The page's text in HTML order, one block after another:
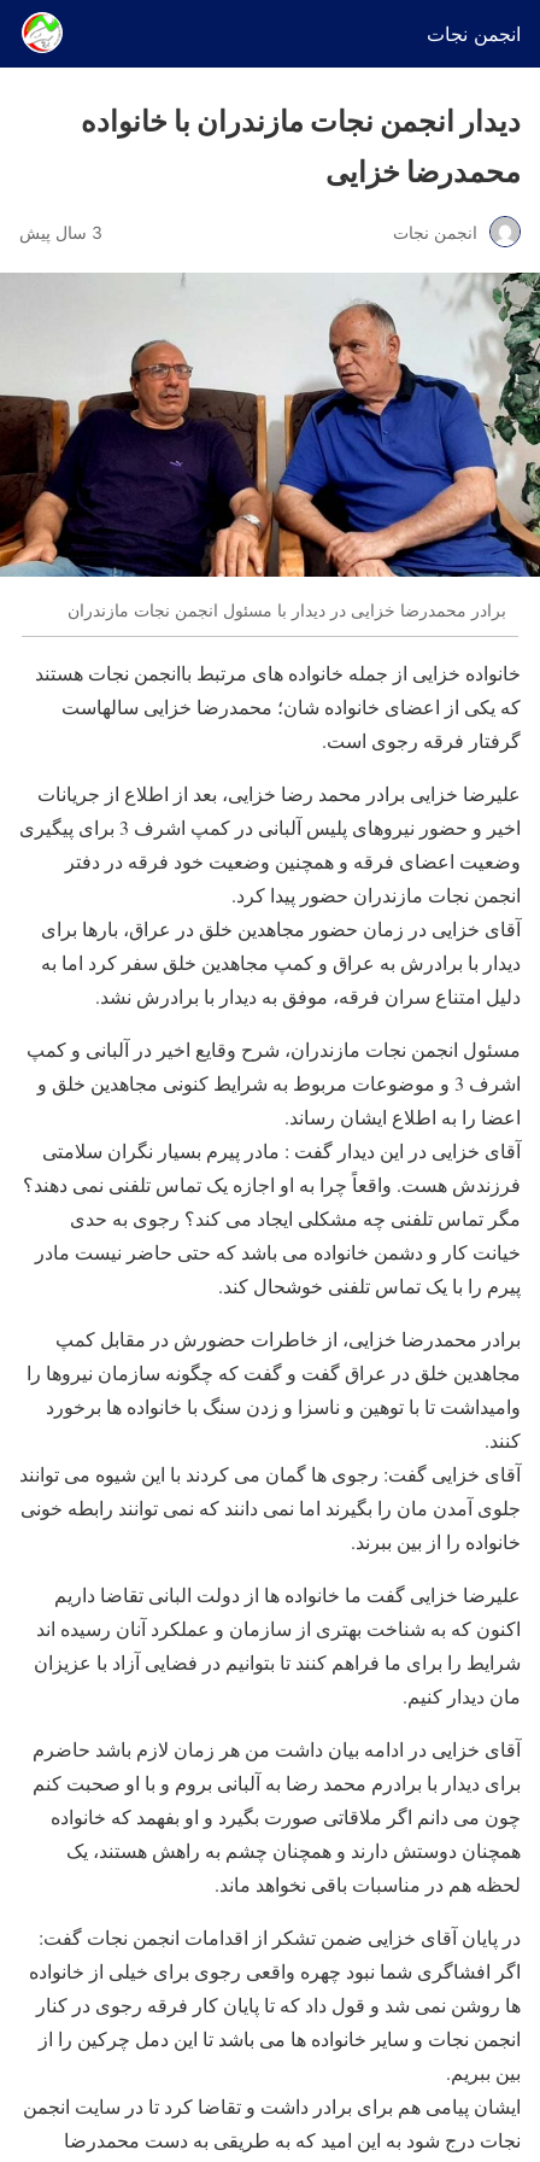
انجمن نجات
دیدار انجمن نجات مازندران با خانواده
محمدرضا خزایی
انجمن نجات 3 سال پیش
برادر محمدرضا خزایی در دیدار با مسئول انجمن نجات مازندران
خانواده خزایی از جمله خانواده های مرتبط باانجمن نجات هستند
که یکی از اعضای خانواده شان؛ محمدرضا خزایی سالهاست
گرفتار فرقه رجوی است.
علیرضا خزایی برادر محمد رضا خزایی، بعد از اطلاع از جریانات
اخیر و حضور نیروهای پلیس آلبانی در کمپ اشرف 3 برای پیگیری
وضعیت اعضای فرقه و همچنین وضعیت خود فرقه در دفتر
انجمن نجات مازندران حضور پیدا کرد.
آقای خزایی در زمان حضور مجاهدین خلق در عراق، بارها برای
دیدار با برادرش به عراق و کمپ مجاهدین خلق سفر کرد اما به
دلیل امتناع سران فرقه، موفق به دیدار با برادرش نشد.
مسئول انجمن نجات مازندران، شرح وقایع اخیر در آلبانی و کمپ
اشرف 3 و موضوعات مربوط به شرایط کنونی مجاهدین خلق و
اعضا را به اطلاع ایشان رساند.
آقای خزایی در این دیدار گفت : مادر پیرم بسیار نگران سلامتی
فرزندش هست. واقعاً چرا به او اجازه یک تماس تلفنی نمی دهند؟
مگر تماس تلفنی چه مشکلی ایجاد می کند؟ رجوی به حدی
خیانت کار و دشمن خانواده می باشد که حتی حاضر نیست مادر
پیرم را با یک تماس تلفنی خوشحال کند.
برادر محمدرضا خزایی، از خاطرات حضورش در مقابل کمپ
مجاهدین خلق در عراق گفت و گفت که چگونه سازمان نیروها را
وامیداشت تا با توهین و ناسزا و زدن سنگ با خانواده ها برخورد
کنند.
آقای خزایی گفت: رجوی ها گمان می کردند با این شیوه می توانند
جلوی آمدن مان را بگیرند اما نمی دانند که نمی توانند رابطه خونی
خانواده را از بین ببرند.
علیرضا خزایی گفت ما خانواده ها از دولت البانی تقاضا داریم
اکنون که به شناخت بهتری از سازمان و عملکرد آنان رسیده اند
شرایط را برای ما فراهم کنند تا بتوانیم در فضایی آزاد با عزیزان
مان دیدار کنیم.
آقای خزایی در ادامه بیان داشت من هر زمان لازم باشد حاضرم
برای دیدار با برادرم محمد رضا به آلبانی بروم و با او صحبت کنم
چون می دانم اگر ملاقاتی صورت بگیرد و او بفهمد که خانواده
همچنان دوستش دارند و همچنان چشم به راهش هستند، یک
لحظه هم در مناسبات باقی نخواهد ماند.
در پایان آقای خزایی ضمن تشکر از اقدامات انجمن نجات گفت:
اگر افشاگری شما نبود چهره واقعی رجوی برای خیلی از خانواده
ها روشن نمی شد و قول داد که تا پایان کار فرقه رجوی در کنار
انجمن نجات و سایر خانواده ها می باشد تا این دمل چرکین را از
بین ببریم.
ایشان پیامی هم برای برادر داشت و تقاضا کرد تا در سایت انجمن
نجات درج شود به این امید که به طریقی به دست محمدرضا